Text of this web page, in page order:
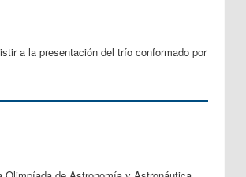
a la presentación del trío conformado por